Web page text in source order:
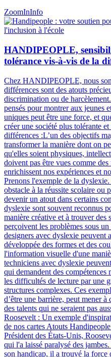
ZoomInInfo
HANDIPEOPLE,
tolérance vis-à-vis de la
Chez HANDIPEOPLE, nous
différences sont des atouts
discrimination ou de
pensés pour montrer aux jeunes
uniques peut être une force, et
créer une société plus tolérante
différences :L’un des objectifs
transformer la manière dont on
qu'elles soient physiques,
doivent pas être vues comme
enrichissent nos expériences et
Prenons l'exemple de la
obstacle à la réussite scolaire ou
devenir un atout dans certains
dyslexie sont souvent reconnus
manière créative et à trouver des
perçoivent les problèmes sous
designers avec dyslexie peuvent
développée des formes et des
l'information visuelle d'une
techniciens avec dyslexie
qui demandent des compétences
les difficultés de lecture par une
structures complexes. Ces
d’être une barrière, peut mener à
des talents qui ne seraient pas
Roosevelt : Un exemple
de nos cartes Atouts
Président des États-Unis,
qui l'a laissé paralysé des
son handicap, il a trouvé la force